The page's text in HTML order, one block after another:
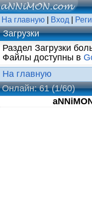
На главную Вход
Загрузки
Раздел Загрузки
Файлы доступны в
На главную
Онлайн: 61(1/60)